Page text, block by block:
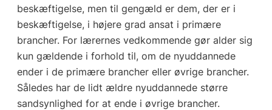
beskæftigelse, men til gengæld er dem, der er i
beskæftigelse, i højere grad ansat i primære
brancher. For lærernes vedkommende gør alder sig
kun gældende i forhold til, om de nyuddannede
ender i de primære brancher eller øvrige brancher.
Således har de lidt ældre nyuddannede større
sandsynlighed for at ende i øvrige brancher.